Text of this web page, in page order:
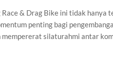
Race & Drag Bike ini tidak hanya
penting bagi
mempererat silaturahmi antar